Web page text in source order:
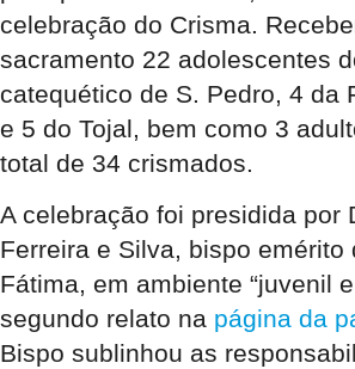
celebração do Crisma.
sacramento 22 adolescentes
catequético de S. Pedro, 4 da
e 5 do Tojal, bem como 3
total de 34 crismados.
A celebração foi presidida por
Ferreira e Silva, bispo emérito
Fátima, em ambiente “juvenil
segundo relato na página da
Bispo sublinhou as